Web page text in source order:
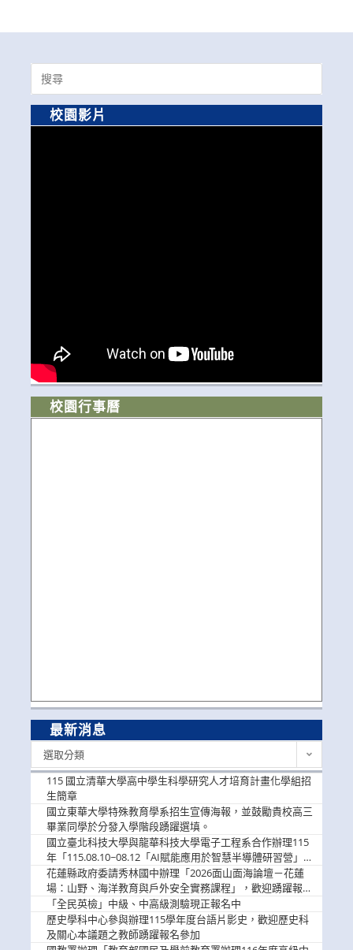
Search
for:
校園影片
校園行事曆
最新消息
選取分類
115 國立清華大學高中學生科學研究人才培育計畫化學組招
生簡章
國立東華大學特殊教育學系招生宣傳海報，並鼓勵貴校高三
畢業同學於分發入學階段踴躍選填。
國立臺北科技大學與龍華科技大學電子工程系合作辦理115
年「115.08.10~08.12「AI賦能應用於智慧半導體研習營」，
歡迎學生踴躍報名參加
花蓮縣政府委請秀林國中辦理「2026面山面海論壇－花蓮
場：山野、海洋教育與戶外安全實務課程」，歡迎踴躍報名
參加
「全民英檢」中級、中高級測驗現正報名中
歷史學科中心參與辦理115學年度台語片影史，歡迎歷史科
及關心本議題之教師踴躍報名參加